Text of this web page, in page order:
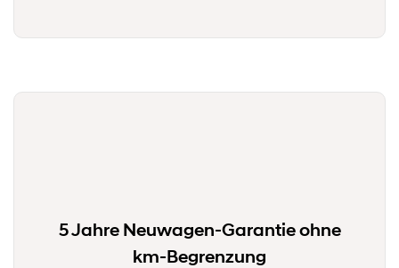
5 Jahre Neuwagen-Garantie ohne
km-Begrenzung